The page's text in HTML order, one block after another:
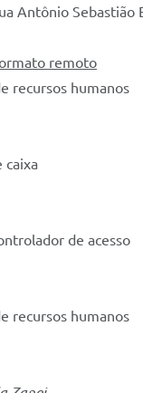
Antônio Sebastião
remoto
recursos humanos
caixa
de acesso
recursos humanos